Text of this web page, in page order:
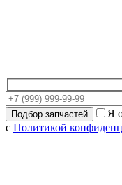
Я
с Политикой